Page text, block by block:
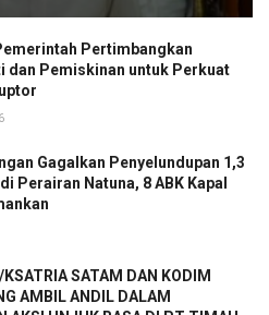
Pertimbangkan
dan Pemiskinan untuk Perkuat
Gagalkan Penyelundupan 1,3
Perairan Natuna, 8 ABK Kapal
SATAM DAN KODIM
AMBIL ANDIL DALAM